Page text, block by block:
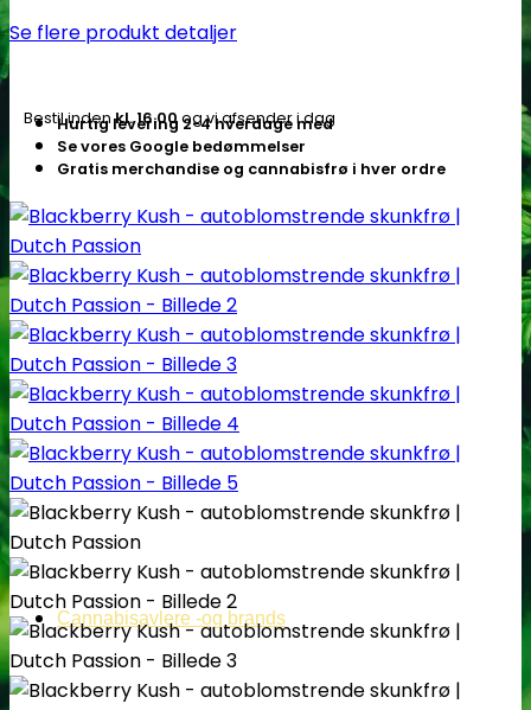
Cannabisavlere -og brands
Se flere produkt detaljer
Bestil indenkl. 16.00og vi afsender i dag
Hurtig levering 2-4 hverdage med
Se vores Google bedømmelser
Gratis merchandise og cannabisfrø i hver ordre